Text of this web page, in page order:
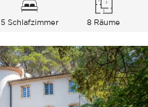
5 Schlafzimmer 8 Räume